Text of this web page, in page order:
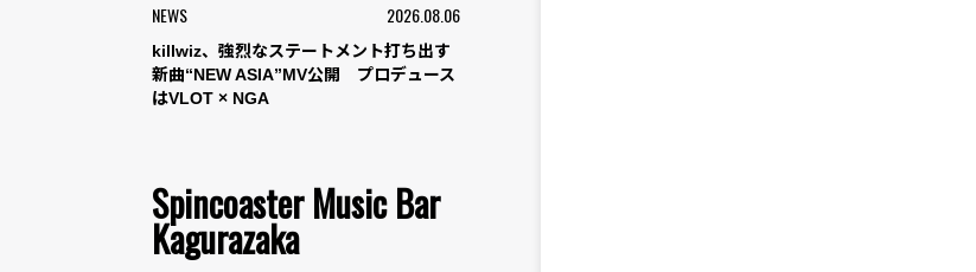
NEWS 2026.08.06
killwiz、強烈なステートメント打ち出す
新曲“NEW ASIA”MV公開 プロデュース
はVLOT × NGA
Spincoaster Music Bar
Kagurazaka